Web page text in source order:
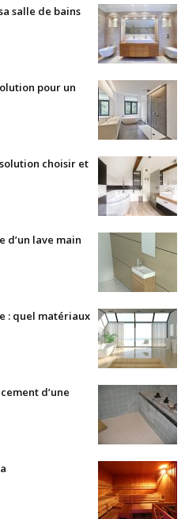
salle de bains
pour un
choisir et
d’un lave main
: quel matériaux
d’une